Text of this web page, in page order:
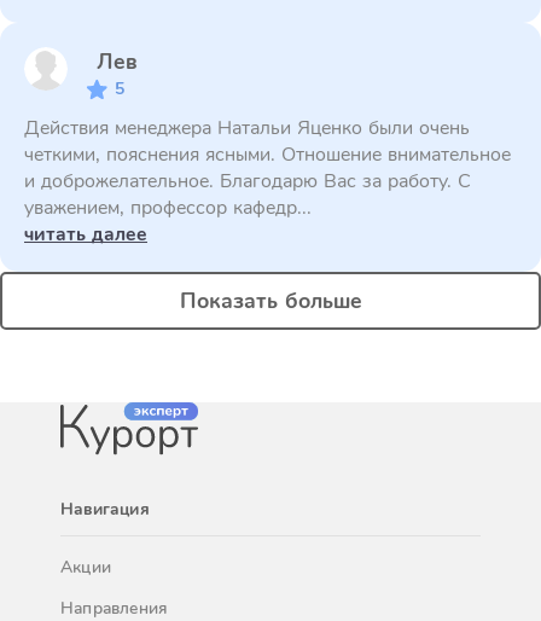
Лев
5
Действия менеджера Натальи Яценко были очень
четкими, пояснения ясными. Отношение внимательное
и доброжелательное. Благодарю Вас за работу. С
уважением, профессор кафедр...
читать далее
Показать больше
Навигация
Акции
Направления